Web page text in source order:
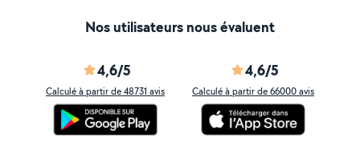
Nos utilisateurs nous évaluent
4,6/5
Calculé à partir de 48731 avis
4,6/5
Calculé à partir de 66000 avis